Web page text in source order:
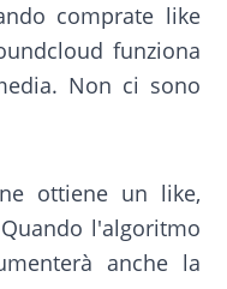
comprate like
funziona
Non ci sono
ottiene un like,
l'algoritmo
anche la